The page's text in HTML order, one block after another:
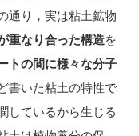
通り，実は粘土鉱物
重なり合った構造を
トの間に様々な分子
書いた粘土の特性で
しているから生じる